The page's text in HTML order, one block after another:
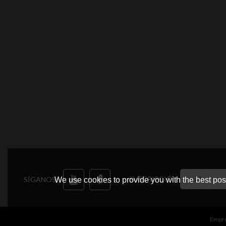
SÍGANOS: SUSCRIPCIÓN
We use cookies to provide you with the best